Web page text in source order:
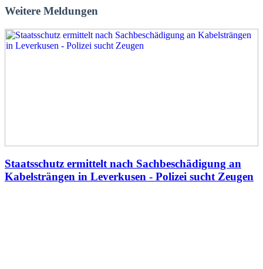
Weitere Meldungen
Staatsschutz ermittelt nach Sachbeschädigung an
Kabelsträngen in Leverkusen - Polizei sucht Zeugen